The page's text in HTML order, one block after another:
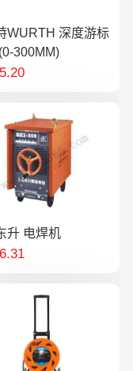
WURTH 深度游标
300MM)
升 电焊机